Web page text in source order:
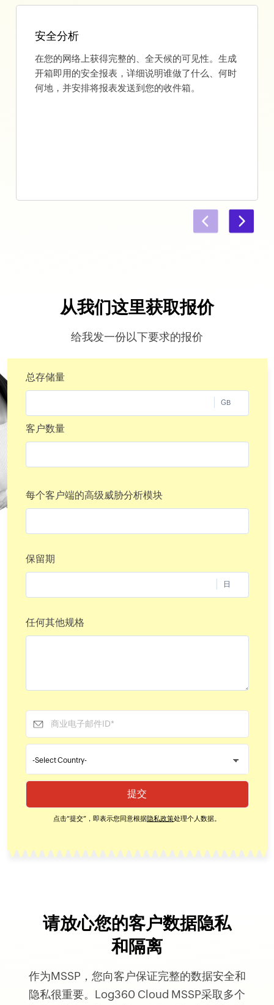
安全分析
在您的网络上获得完整的、全天候的可见性。生成
开箱即用的安全报表，详细说明谁做了什么、何时
何地，并安排将报表发送到您的收件箱。
从我们这里获取报价
给我发一份以下要求的报价
总存储量
GB
客户数量
每个客户端的高级威胁分析模块
保留期
日
任何其他规格
点击“提交”， 即表示您同意根据隐私政策处理个人数据。
请放心您的客户数据隐私
和隔离
作为MSSP，您向客户保证完整的数据安全和
隐私很重要。Log360 Cloud MSSP采取多个